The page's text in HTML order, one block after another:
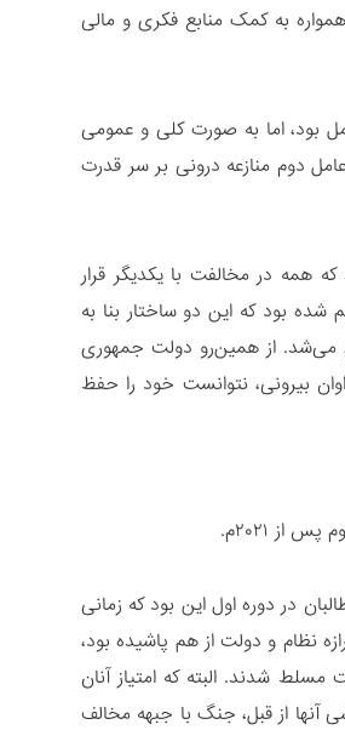
به کمک منابع فکری و مالی
بود، اما به صورت کلی و عمومی
دوم منازعه درونی بر سر قدرت
همه در مخالفت با یکدیگر قرار
بود که این دو ساختار بنا به
می‌شد. از همین‌رو دولت جمهوری
بیرونی، نتوانست خود را حفظ
در دوره اول این بود که زمانی
نظام و دولت از هم پاشیده بود،
مسلط شدند. البته که امتیاز آنان
آنها از قبل، جنگ با جبهه مخالف